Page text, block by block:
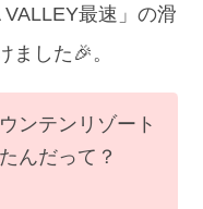
最速」の滑
ました🎉。
ンテンリゾート
んだって？